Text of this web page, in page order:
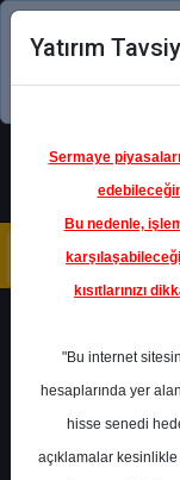
Yatırım
Sermaye
Bu nedenle,
kısıtlarınızı
"Bu internet
hesaplarında yer
hisse senedi
açıklamalar kesinlikle